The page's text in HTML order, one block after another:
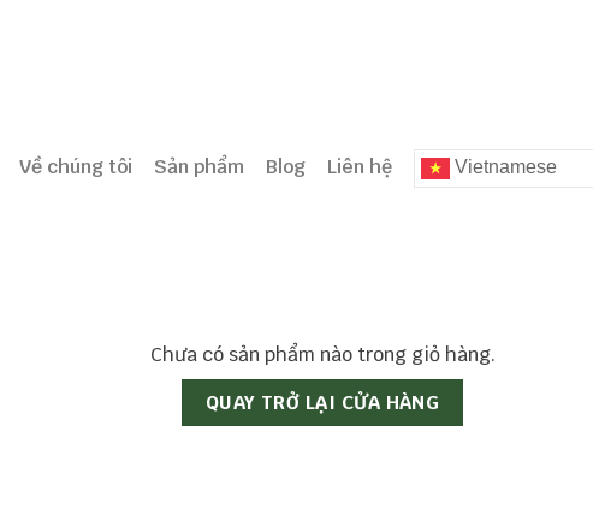
Về chúng tôi Sản phẩm Blog Liên hệ Vietnamese
Chưa có sản phẩm nào trong giỏ hàng.
QUAY TRỞ LẠI CỬA HÀNG